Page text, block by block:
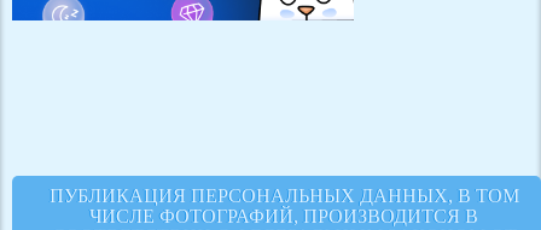
ПУБЛИКАЦИЯ ПЕРСОНАЛЬНЫХ ДАННЫХ, В ТОМ
ЧИСЛЕ ФОТОГРАФИЙ, ПРОИЗВОДИТСЯ В